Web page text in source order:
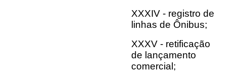
XXXIV - registro de
linhas de Ônibus;
XXXV - retificação
de lançamento
comercial;